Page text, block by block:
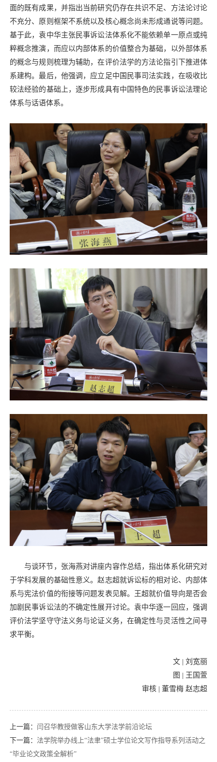
面的既有成果，并指出当前研究仍存在共识不足、方法论讨论
不充分、原则框架不系统以及核心概念尚未形成通说等问题。
基于此，袁中华主张民事诉讼法体系化不能依赖单一原点或纯
粹概念推演，而应以内部体系的价值整合为基础，以外部体系
的概念与规则梳理为辅助，在评价法学的方法论指引下推进体
系建构。最后，他强调，应立足中国民事司法实践，在吸收比
较法经验的基础上，逐步形成具有中国特色的民事诉讼法理论
体系与话语体系。
与谈环节，张海燕对讲座内容作总结，指出体系化研究对
于学科发展的基础性意义。赵志超就诉讼标的相对论、内部体
系与宪法价值的衔接等问题发表见解。王超就价值导向是否会
加剧民事诉讼法的不确定性展开讨论。袁中华逐一回应，强调
评价法学坚守守法义务与论证义务，在确定性与灵活性之间寻
求平衡。
文 | 刘宽丽
图 | 王国萱
审核 | 董雪梅 赵志超
上一篇： 闫召华教授做客山东大学法学前沿论坛
下一篇： 法学院举办线上“法聿”硕士学位论文写作指导系列活动之
“毕业论文政策全解析”